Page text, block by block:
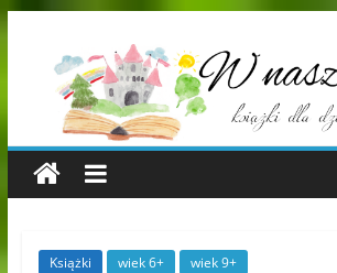
Książki wiek 6+ wiek 9+